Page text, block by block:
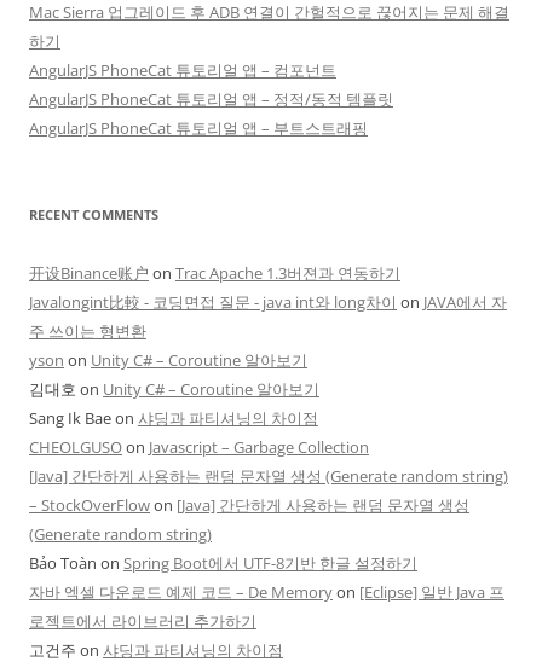
Mac Sierra 업그레이드 후 ADB 연결이 간헐적으로 끊어지는 문제 해결
하기
AngularJS PhoneCat 튜토리얼 앱 – 컴포넌트
AngularJS PhoneCat 튜토리얼 앱 – 정적/동적 템플릿
AngularJS PhoneCat 튜토리얼 앱 – 부트스트래핑
RECENT COMMENTS
开设Binance账户 on Trac Apache 1.3버젼과 연동하기
Javalongint比較 - 코딩면접 질문 - java int와 long차이 on JAVA에서 자
주 쓰이는 형변환
yson on Unity C# – Coroutine 알아보기
김대호 on Unity C# – Coroutine 알아보기
Sang Ik Baeon 샤딩과 파티셔닝의 차이점
CHEOLGUSOon Javascript – Garbage Collection
[Java] 간단하게 사용하는 랜덤 문자열 생성 (Generate random string)
– StockOverFlowon [Java] 간단하게 사용하는 랜덤 문자열 생성
(Generate random string)
Bảo Toàn on Spring Boot에서 UTF-8기반 한글 설정하기
자바 엑셀 다운로드 예제 코드 – De Memoryon [Eclipse] 일반 Java 프
로젝트에서 라이브러리 추가하기
고건주 on 샤딩과 파티셔닝의 차이점